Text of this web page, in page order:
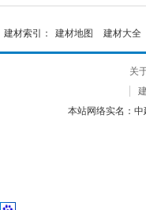
建材索引： 建材地图 建材大全
关
本站网络实名：中